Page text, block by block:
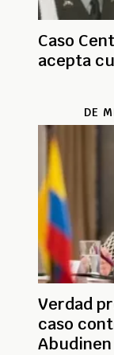
Caso
acepta
DE
Verdad
caso